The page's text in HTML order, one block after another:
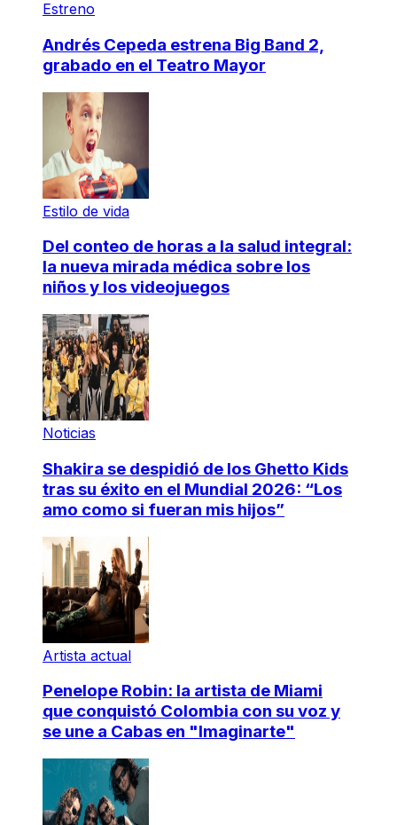
Estreno
Andrés Cepeda estrena Big Band 2,
grabado en el Teatro Mayor
Estilo de vida
Del conteo de horas a la salud integral:
la nueva mirada médica sobre los
niños y los videojuegos
Noticias
Shakira se despidió de los Ghetto Kids
tras su éxito en el Mundial 2026: “Los
amo como si fueran mis hijos”
Artista actual
Penelope Robin: la artista de Miami
que conquistó Colombia con su voz y
se une a Cabas en "Imaginarte"